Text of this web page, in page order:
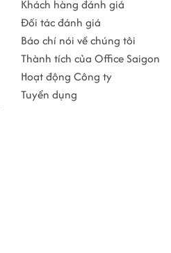
Khách hàng đánh giá
Đối tác đánh giá
Báo chí nói về chúng tôi
Thành tích của Office Saigon
Hoạt động Công ty
Tuyển dụng